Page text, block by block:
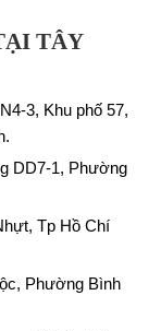
TÂY
3, Khu phố 57,
DD7-1, Phường
Tp Hồ Chí
Phường Bình